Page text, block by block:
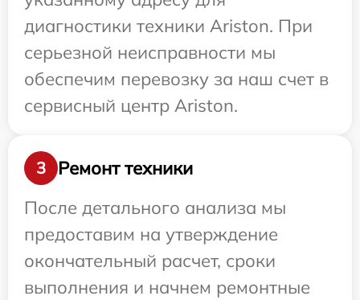
диагностики техники Ariston. При
серьезной неисправности мы
обеспечим перевозку за наш счет в
сервисный центр Ariston.
3
Ремонт техники
После детального анализа мы
предоставим на утверждение
окончательный расчет, сроки
выполнения и начнем ремонтные